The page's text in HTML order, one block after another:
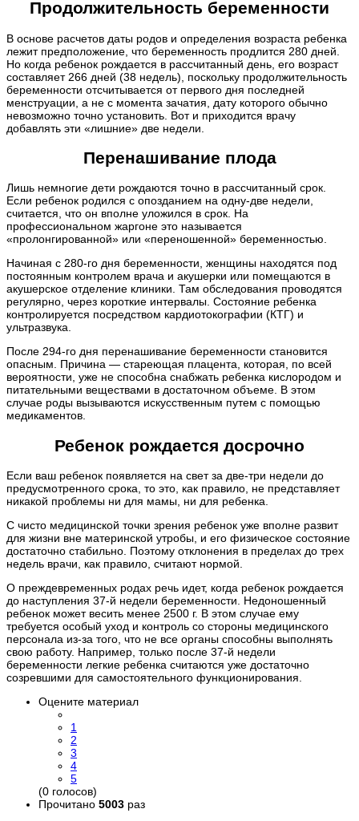
Продолжительность беременности
В основе расчетов даты родов и определения возраста ребенка
лежит предположение, что беременность продлится 280 дней.
Но когда ребенок рождается в рассчитанный день, его возраст
составляет 266 дней (38 недель), поскольку продолжительность
беременности отсчитывается от первого дня последней
менструации, а не с момента зачатия, дату которого обычно
невозможно точно установить. Вот и приходится врачу
добавлять эти «лишние» две недели.
Перенашивание плода
Лишь немногие дети рождаются точно в рассчитанный срок.
Если ребенок родился с опозданием на одну-две недели,
считается, что он вполне уложился в срок. На
профессиональном жаргоне это называется
«пролонгированной» или «переношенной» беременностью.
Начиная с 280-го дня беременности, женщины находятся под
постоянным контролем врача и акушерки или помещаются в
акушерское отделение клиники. Там обследования проводятся
регулярно, через короткие интервалы. Состояние ребенка
контролируется посредством кардиотокографии (КТГ) и
ультразвука.
После 294-го дня перенашивание беременности становится
опасным. Причина — стареющая плацента, которая, по всей
вероятности, уже не способна снабжать ребенка кислородом и
питательными веществами в достаточном объеме. В этом
случае роды вызываются искусственным путем с помощью
медикаментов.
Ребенок рождается досрочно
Если ваш ребенок появляется на свет за две-три недели до
предусмотренного срока, то это, как правило, не представляет
никакой проблемы ни для мамы, ни для ребенка.
С чисто медицинской точки зрения ребенок уже вполне развит
для жизни вне материнской утробы, и его физическое состояние
достаточно стабильно. Поэтому отклонения в пределах до трех
недель врачи, как правило, считают нормой.
О преждевременных родах речь идет, когда ребенок рождается
до наступления 37-й недели беременности. Недоношенный
ребенок может весить менее 2500 г. В этом случае ему
требуется особый уход и контроль со стороны медицинского
персонала из-за того, что не все органы способны выполнять
свою работу. Например, только после 37-й недели
беременности легкие ребенка считаются уже достаточно
созревшими для самостоятельного функционирования.
Оцените материал
1
2
3
4
5
(0 голосов)
Прочитано 5003 раз